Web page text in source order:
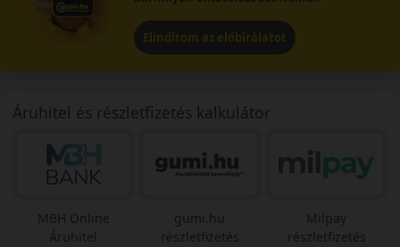
Elindítom az előbírálatot
Áruhitel és részletfizetés kalkulátor
MBH Online
Áruhitel
gumi.hu
részletfizetés
Milpay
részletfizetés